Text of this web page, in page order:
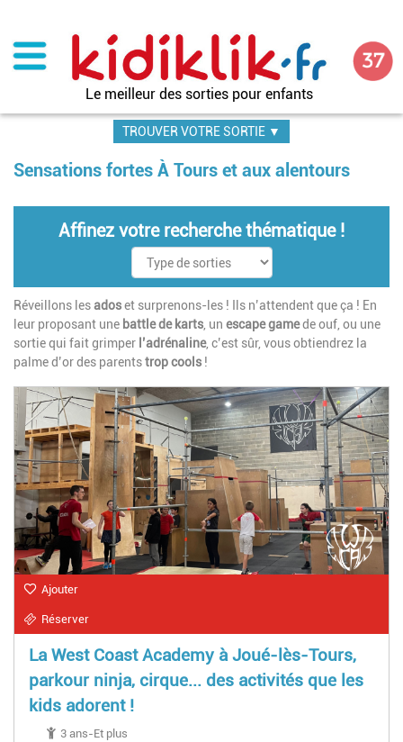
contenu
principal
Le meilleur des sorties pour enfants
TROUVER VOTRE SORTIE ▼
Sensations fortes À Tours et aux alentours
Affinez votre recherche thématique !
Réveillons lesadoset surprenons-les ! Ils n’attendent que ça ! En
leur proposant une battle de karts, un escape gamede ouf, ou une
sortie qui fait grimper l’adrénaline, c’est sûr, vous obtiendrez la
palme d’or des parentstrop cools !
Ajouter
Réserver
La West Coast Academy à Joué-lès-Tours,
parkour ninja, cirque... des activités que les
kids adorent !
3 ans-Et plus